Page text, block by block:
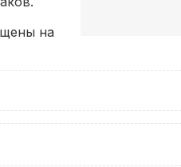
на